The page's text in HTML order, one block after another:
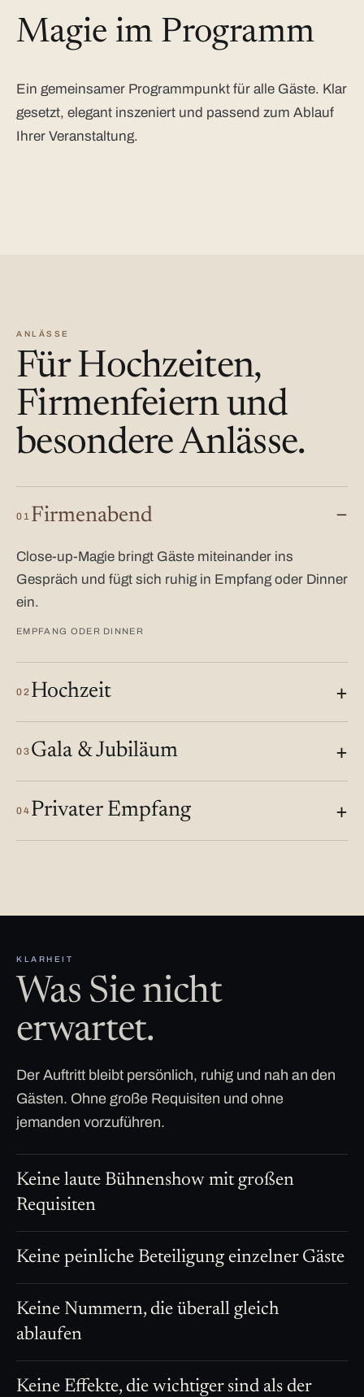
Magie im Programm
Ein gemeinsamer Programmpunkt für alle Gäste. Klar
gesetzt, elegant inszeniert und passend zum Ablauf
Ihrer Veranstaltung.
ANLÄSSE
Für Hochzeiten,
Firmenfeiern und
besondere Anlässe.
01 Firmenabend
Close-up-Magie bringt Gäste miteinander ins
Gespräch und fügt sich ruhig in Empfang oder Dinner
ein.
EMPFANG ODER DINNER
02 Hochzeit
03 Gala & Jubiläum
04 Privater Empfang
KLARHEIT
Was Sie nicht
erwartet.
Der Auftritt bleibt persönlich, ruhig und nah an den
Gästen. Ohne große Requisiten und ohne
jemanden vorzuführen.
Keine laute Bühnenshow mit großen
Requisiten
Keine peinliche Beteiligung einzelner Gäste
Keine Nummern, die überall gleich
ablaufen
Keine Effekte, die wichtiger sind als der